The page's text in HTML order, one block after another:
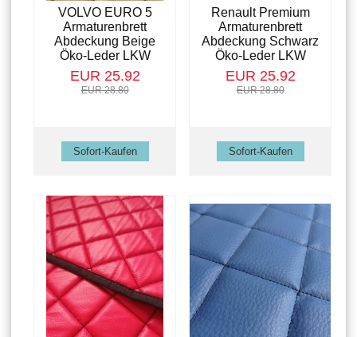
VOLVO EURO 5
Armaturenbrett
Abdeckung Beige
Öko-Leder LKW
EUR 25.92
EUR 28.80
Renault Premium
Armaturenbrett
Abdeckung Schwarz
Öko-Leder LKW
EUR 25.92
EUR 28.80